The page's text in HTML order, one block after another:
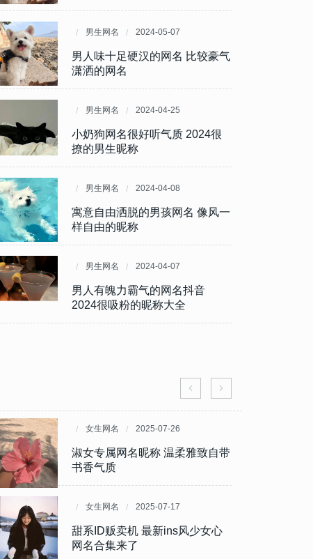
男生网名 2024-06-11
很有感觉的潮男昵称 抖音爆款优
质男生昵称
男生网名 2024-06-07
男生必备让人喜欢的网名 社交昵
称吸引人的男网名
男生网名 2024-06-02
一听就很炸裂的男生网名 过目不
忘的逗比男昵称
男生网名 2024-05-08
独特且个性的男生网名 不俗套又
好听的男生昵称
男生网名 2024-05-07
男人味十足硬汉的网名 比较豪气
潇洒的网名
男生网名 2024-04-25
小奶狗网名很好听气质 2024很
撩的男生昵称
男生网名 2024-04-08
寓意自由洒脱的男孩网名 像风一
样自由的昵称
男生网名 2024-04-07
男人有魄力霸气的网名抖音
2024很吸粉的昵称大全
女生网名 2025-08-25
茶里茶气微信网名合集 换完自带
微妙氛围感
女生网名 2025-08-22
2025七夕招桃花网名ID合集 吸
睛又自带月老Buff
女生网名 2025-07-26
淑女专属网名昵称 温柔雅致自带
书香气质
女生网名 2025-07-17
甜系ID贩卖机 最新ins风少女心
网名合集来了